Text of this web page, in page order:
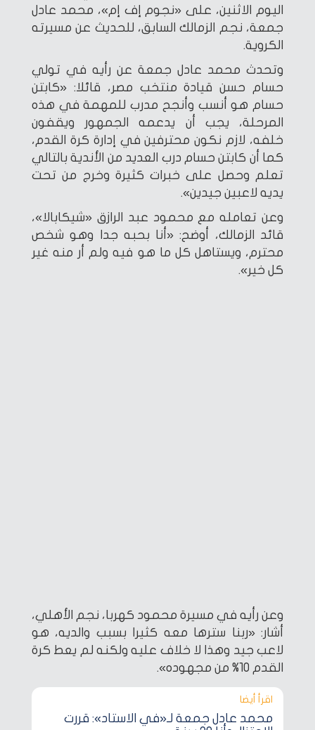
اليوم الاثنين، على «نجوم إف إم»، محمد عادل
جمعة، نجم الزمالك السابق، للحديث عن مسيرته
الكروية.
وتحدث محمد عادل جمعة عن رأيه في تولي
حسام حسن قيادة منتخب مصر، قائلا: «كابتن
حسام هو أنسب وأنجح مدرب للمهمة في هذه
المرحلة، يجب أن يدعمه الجمهور ويقفون
خلفه، لازم نكون محترفين في إدارة كرة القدم،
كما أن كابتن حسام درب العديد من الأندية بالتالي
تعلم وحصل على خبرات كثيرة وخرج من تحت
يديه لاعبين جيدين».
وعن تعامله مع محمود عبد الرازق «شيكابالا»،
قائد الزمالك، أوضح: «أنا بحبه جدا وهو شخص
محترم، ويستاهل كل ما هو فيه ولم أر منه غير
كل خير».
وعن رأيه في مسيرة محمود كهربا، نجم الأهلي،
أشار: «ربنا سترها معه كثيرا بسبب والديه، هو
لاعب جيد وهذا لا خلاف عليه ولكنه لم يعط كرة
القدم 10% من مجهوده».
اقرأ أيضا‎
محمد عادل جمعة لـ«في الاستاد»: قررت